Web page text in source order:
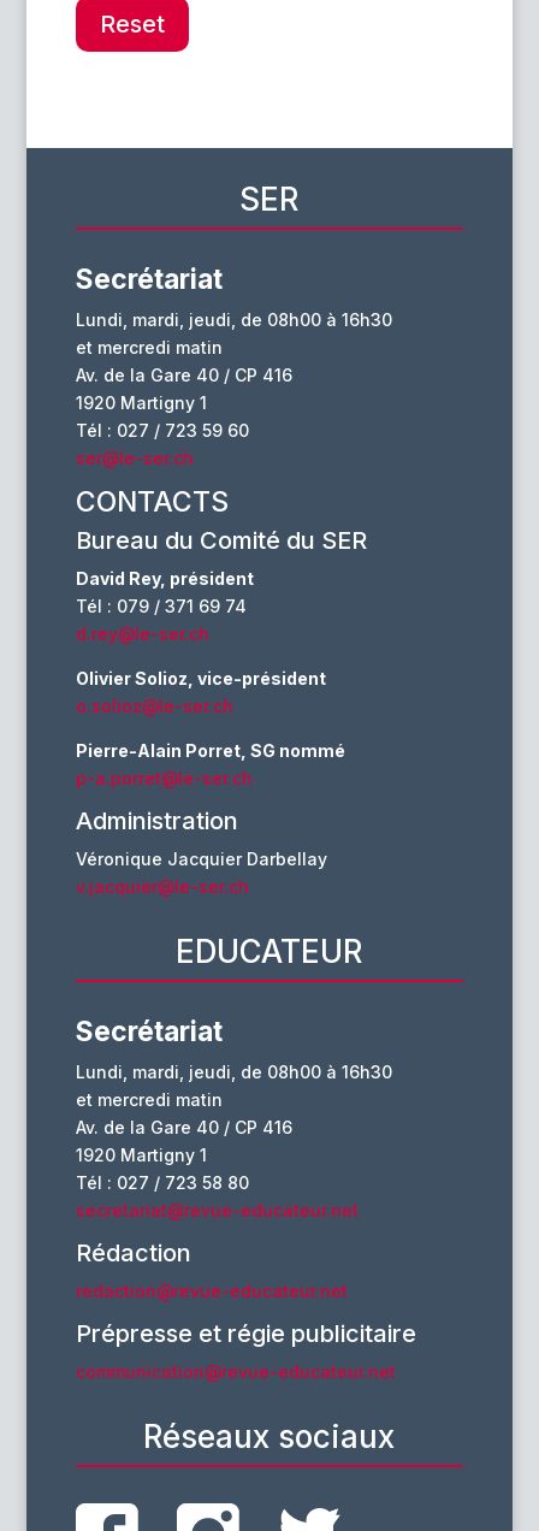
Reset
SER
Secrétariat
Lundi, mardi, jeudi, de 08h00 à 16h30
et mercredi matin
Av. de la Gare 40 / CP 416
1920 Martigny 1
Tél : 027 / 723 59 60
ser@le-ser.ch
CONTACTS
Bureau du Comité du SER
David Rey, président
Tél : 079 / 371 69 74
d.rey@le-ser.ch
Olivier Solioz, vice-président
o.solioz@le-ser.ch
Pierre-Alain Porret, SG nommé
p-a.porret@le-ser.ch
Administration
Véronique Jacquier Darbellay
v.jacquier@le-ser.ch
EDUCATEUR
Secrétariat
Lundi, mardi, jeudi, de 08h00 à 16h30
et mercredi matin
Av. de la Gare 40 / CP 416
1920 Martigny 1
Tél : 027 / 723 58 80
secretariat@revue-educateur.net
Rédaction
redaction@revue-educateur.net
Prépresse et régie publicitaire
communication@revue-educateur.net
Réseaux sociaux